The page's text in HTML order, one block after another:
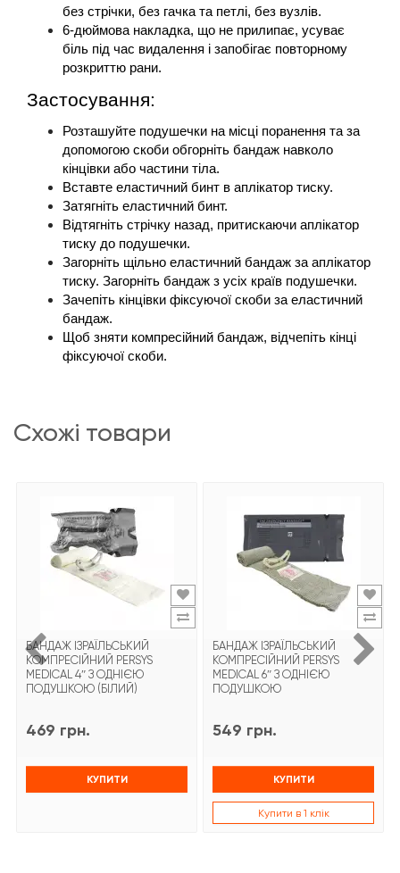
без стрічки, без гачка та петлі, без вузлів.
6-дюймова накладка, що не прилипає, усуває
біль під час видалення і запобігає повторному
розкриттю рани.
Застосування:
Розташуйте подушечки на місці поранення та за
допомогою скоби обгорніть бандаж навколо
кінцівки або частини тіла.
Вставте еластичний бинт в аплікатор тиску.
Затягніть еластичний бинт.
Відтягніть стрічку назад, притискаючи аплікатор
тиску до подушечки.
Загорніть щільно еластичний бандаж за аплікатор
тиску. Загорніть бандаж з усіх країв подушечки.
Зачепіть кінцівки фіксуючої скоби за еластичний
бандаж.
Щоб зняти компресійний бандаж, відчепіть кінці
фіксуючої скоби.
схожі товари
БАНДАЖ ІЗРАЇЛЬСЬКИЙ
КОМПРЕСІЙНИЙ PERSYS
MEDICAL 4″ З ОДНІЄЮ
ПОДУШКОЮ (БІЛИЙ)
469 грн.
КУПИТИ
БАНДАЖ ІЗРАЇЛЬСЬКИЙ
КОМПРЕСІЙНИЙ PERSYS
MEDICAL 6″ З ОДНІЄЮ
ПОДУШКОЮ
549 грн.
КУПИТИ
Купити в 1 клік